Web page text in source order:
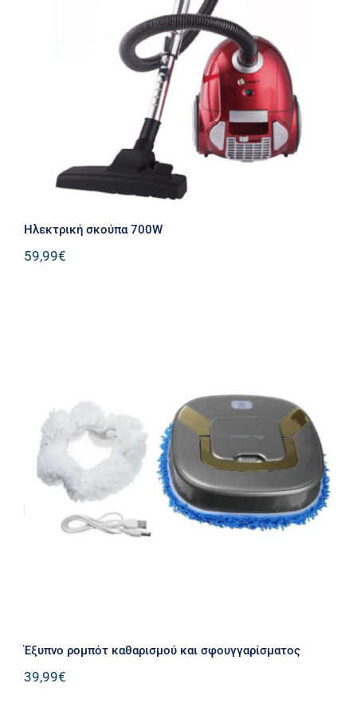
Ηλεκτρική σκούπα 700W
Ηλεκτρική σκούπα 700W
59,99€
Έξυπνο ρομπότ καθαρισμού και
σφουγγαρίσματος
Έξυπνο ρομπότ καθαρισμού και σφουγγαρίσματος
39,99€